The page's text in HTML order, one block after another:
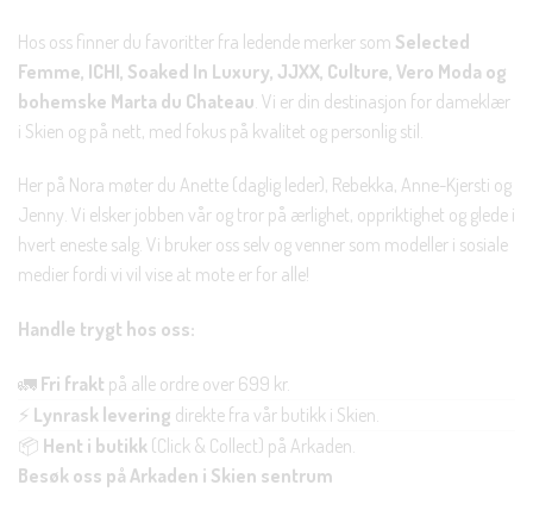
Hos oss finner du favoritter fra ledende merker som Selected
Femme, ICHI, Soaked In Luxury, JJXX, Culture, Vero Moda og
bohemske Marta du Chateau . Vi er din destinasjon for dameklær
i Skien og på nett, med fokus på kvalitet og personlig stil.
Her på Nora møter du Anette (daglig leder), Rebekka, Anne-Kjersti og
Jenny. Vi elsker jobben vår og tror på ærlighet, oppriktighet og glede i
hvert eneste salg. Vi bruker oss selv og venner som modeller i sosiale
medier fordi vi vil vise at mote er for alle!
Handle trygt hos oss:
🚛 Fri frakt på alle ordre over 699 kr.
⚡ Lynrask levering direkte fra vår butikk i Skien.
📦 Hent i butikk (Click & Collect) på Arkaden.
Besøk oss på Arkaden i Skien sentrum